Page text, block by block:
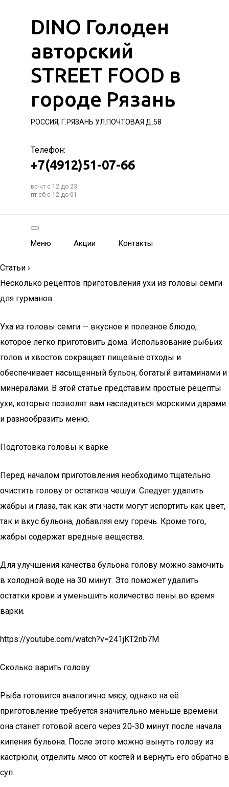
DINO Голоден
авторский
STREET FOOD в
городе Рязань
РОССИЯ, Г.РЯЗАНЬ УЛ.ПОЧТОВАЯ Д.58
Телефон:
+7(4912)51-07-66
вс-чт с 12 до 23
пт-сб с 12 до 01
Меню Акции Контакты
Статьи ›
Несколько рецептов приготовления ухи из головы семги
для гурманов
Уха из головы семги — вкусное и полезное блюдо,
которое легко приготовить дома. Использование рыбьих
голов и хвостов сокращает пищевые отходы и
обеспечивает насыщенный бульон, богатый витаминами и
минералами. В этой статье представим простые рецепты
ухи, которые позволят вам насладиться морскими дарами
и разнообразить меню.
Подготовка головы к варке
Перед началом приготовления необходимо тщательно
очистить голову от остатков чешуи. Следует удалить
жабры и глаза, так как эти части могут испортить как цвет,
так и вкус бульона, добавляя ему горечь. Кроме того,
жабры содержат вредные вещества.
Для улучшения качества бульона голову можно замочить
в холодной воде на 30 минут. Это поможет удалить
остатки крови и уменьшить количество пены во время
варки.
https://youtube.com/watch?v=241jKT2nb7M
Сколько варить голову
Рыба готовится аналогично мясу, однако на её
приготовление требуется значительно меньше времени:
она станет готовой всего через 20-30 минут после начала
кипения бульона. После этого можно вынуть голову из
кастрюли, отделить мясо от костей и вернуть его обратно в
суп.